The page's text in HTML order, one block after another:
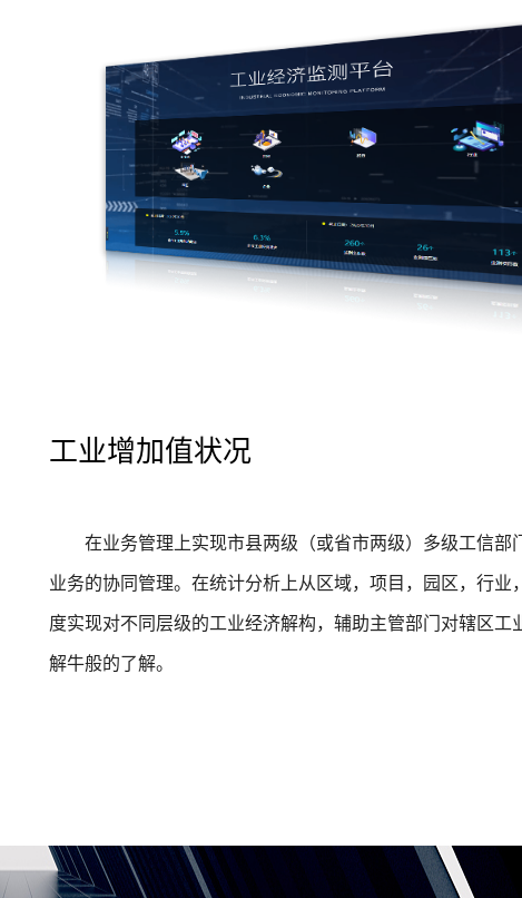
工业增加值状况
在业务管理上实现市县两级（或省市两级）多级工信部
业务的协同管理。在统计分析上从区域，项目，园区，行业
度实现对不同层级的工业经济解构，辅助主管部门对辖区工
解牛般的了解。